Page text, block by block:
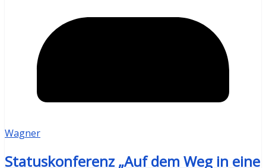
Wagner
Statuskonferenz „Auf dem Weg in eine